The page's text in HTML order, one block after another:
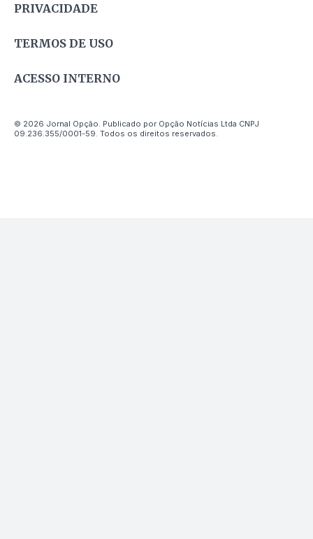
PRIVACIDADE
TERMOS DE USO
ACESSO INTERNO
© 2026 Jornal Opção. Publicado por Opção Notícias Ltda CNPJ
09.236.355/0001-59. Todos os direitos reservados.